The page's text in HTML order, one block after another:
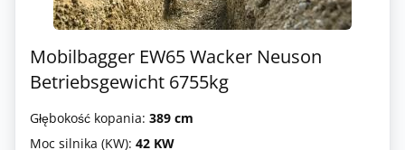
Mobilbagger EW65 Wacker Neuson
Betriebsgewicht 6755kg
Głębokość kopania: 389 cm
Moc silnika (KW): 42 KW